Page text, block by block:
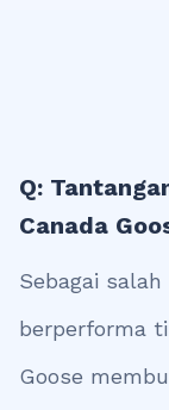
Q:
Canada
Sebagai
berperforma
Goose